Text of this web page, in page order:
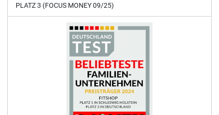
PLATZ 3 (FOCUS MONEY 09/25)